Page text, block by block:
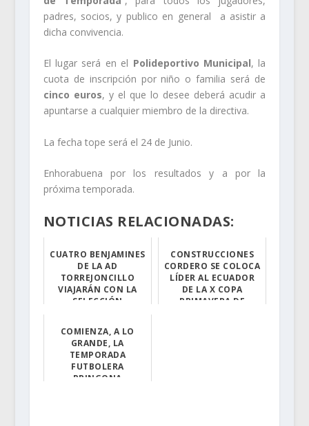
padres, socios, y publico en general a asistir a
dicha convivencia.
El lugar será en el Polideportivo Municipal, la
cuota de inscripción por niño o familia será de
cinco euros, y el que lo desee deberá acudir a
apuntarse a cualquier miembro de la directiva.
La fecha tope será el 24 de Junio.
Enhorabuena por los resultados y a por la
próxima temporada.
NOTICIAS RELACIONADAS:
CUATRO BENJAMINES
DE LA AD
TORREJONCILLO
VIAJARÁN CON LA
SELECCIÓN
CAMPEONATO...
Adrían Cuadrado...
CONSTRUCCIONES
CORDERO SE COLOCA
LÍDER AL ECUADOR
DE LA X COPA
PRIMAVERA DE
COMIENZA, A LO
GRANDE, LA
TEMPORADA
FUTBOLERA
PRINGONA